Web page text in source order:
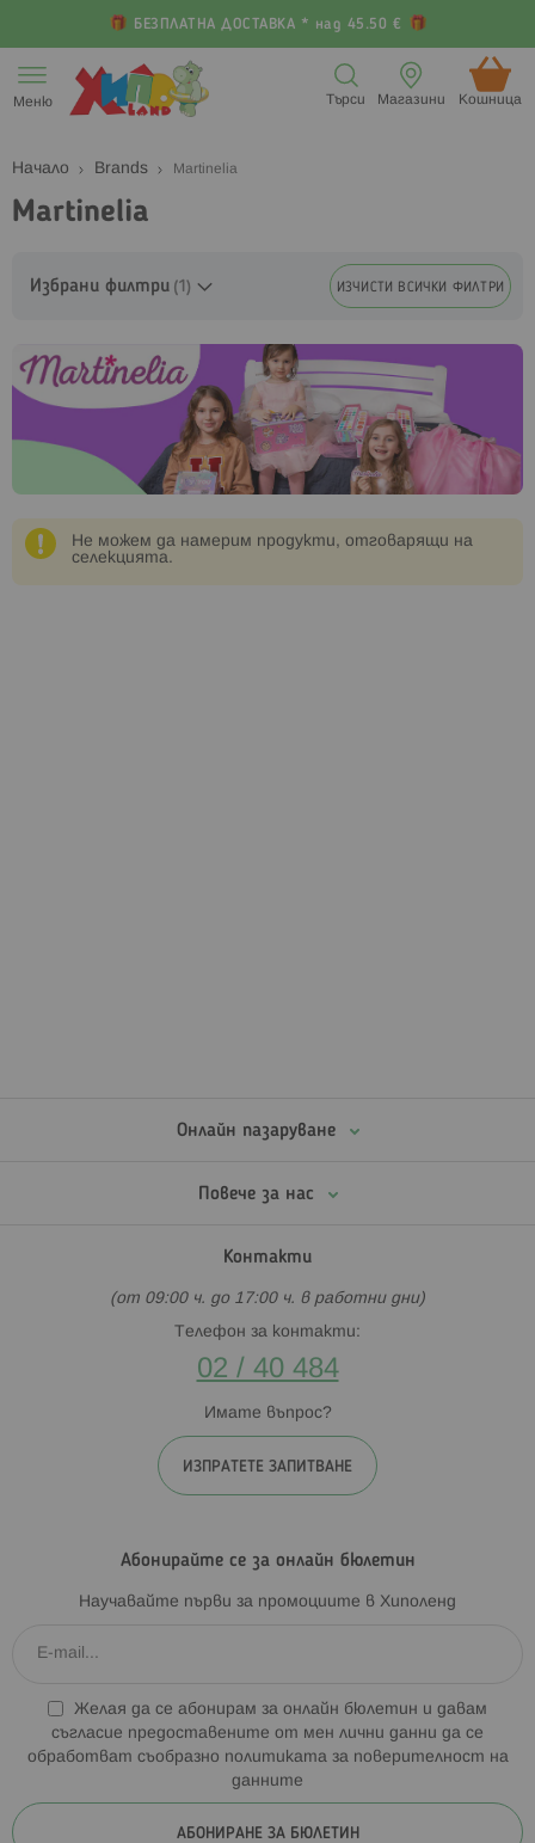
БЕЗПЛАТНА ДОСТАВКА * над 45.50 €
към
съдържанието
Меню Кошница (
Магазини
Търси
Начало Brands Martinelia
Martinelia
Не можем да намерим продукти, отговарящи на
селекцията.
Избрани филтри ИЗЧИСТИ ВСИЧКИ ФИЛТРИ
Онлайн пазаруване
Повече за нас
Контакти
(от 09:00 ч. до 17:00 ч. в работни дни)
Телефон за контакти:
02 / 40 484
Имате въпрос?
ИЗПРАТЕТЕ ЗАПИТВАНЕ
Абонирайте се за онлайн бюлетин
Научавайте първи за промоциите в Хиполенд
Желая да се абонирам за онлайн бюлетин и давам
съгласие предоставените от мен лични данни да се
обработват съобразно политиката за поверителност на
данните
АБОНИРАНЕ ЗА БЮЛЕТИН